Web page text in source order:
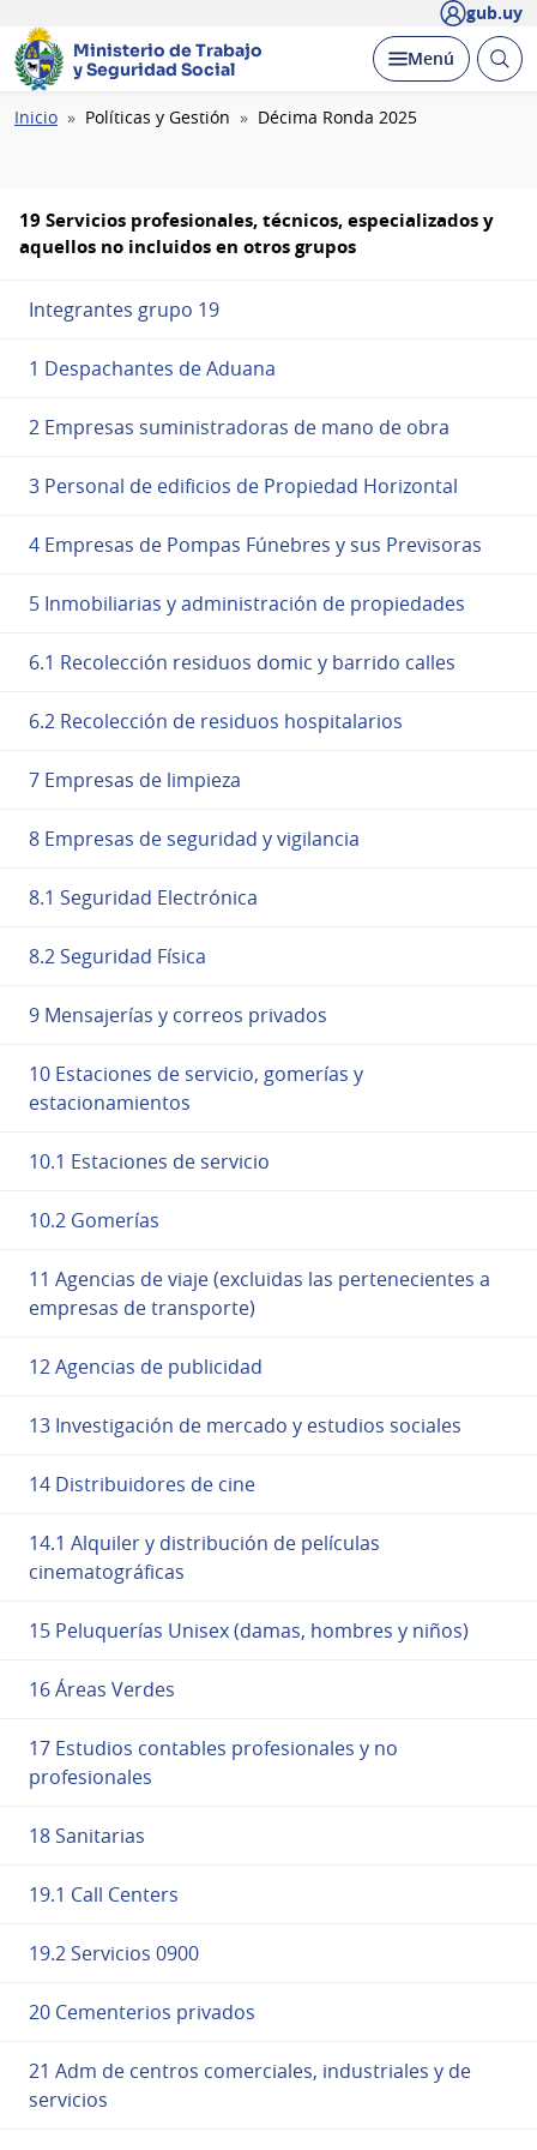
gub.uy
Ministerio de Trabajo
y Seguridad Social
Desplegar
Menú Abrir
Ruta
Inicio Políticas y Gestión Décima Ronda 2025
19 Servicios profesionales, técnicos, especializados y
aquellos no incluidos en otros grupos
Integrantes grupo 19
1 Despachantes de Aduana
2 Empresas suministradoras de mano de obra
3 Personal de edificios de Propiedad Horizontal
4 Empresas de Pompas Fúnebres y sus Previsoras
5 Inmobiliarias y administración de propiedades
6.1 Recolección residuos domic y barrido calles
6.2 Recolección de residuos hospitalarios
7 Empresas de limpieza
8 Empresas de seguridad y vigilancia
8.1 Seguridad Electrónica
8.2 Seguridad Física
9 Mensajerías y correos privados
10 Estaciones de servicio, gomerías y
estacionamientos
10.1 Estaciones de servicio
10.2 Gomerías
11 Agencias de viaje (excluidas las pertenecientes a
empresas de transporte)
12 Agencias de publicidad
13 Investigación de mercado y estudios sociales
14 Distribuidores de cine
14.1 Alquiler y distribución de películas
cinematográficas
15 Peluquerías Unisex (damas, hombres y niños)
16 Áreas Verdes
17 Estudios contables profesionales y no
profesionales
18 Sanitarias
19.1 Call Centers
19.2 Servicios 0900
20 Cementerios privados
21 Adm de centros comerciales, industriales y de
servicios